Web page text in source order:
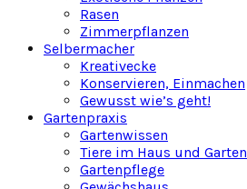
Rasen
Zimmerpflanzen
Selbermacher
Kreativecke
Konservieren, Einmachen
Gewusst wie’s geht!
Gartenpraxis
Gartenwissen
Tiere im Haus und Garten
Gartenpflege